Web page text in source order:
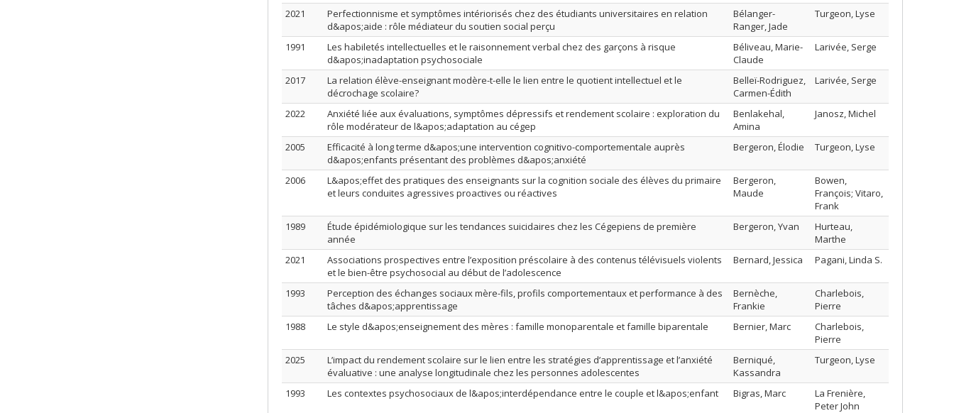
2021
Perfectionnisme et symptômes intériorisés chez des étudiants universitaires en relation
d&apos;aide : rôle médiateur du soutien social perçu
Bélanger-
Ranger, Jade
Turgeon, Lyse
1991
Les habiletés intellectuelles et le raisonnement verbal chez des garçons à risque
d&apos;inadaptation psychosociale
Béliveau, Marie-
Claude
Larivée, Serge
2017
La relation élève-enseignant modère-t-elle le lien entre le quotient intellectuel et le
décrochage scolaire?
Belleï-Rodriguez,
Carmen-Édith
Larivée, Serge
2022
Anxiété liée aux évaluations, symptômes dépressifs et rendement scolaire : exploration du
rôle modérateur de l&apos;adaptation au cégep
Benlakehal,
Amina
Janosz, Michel
2005
Efficacité à long terme d&apos;une intervention cognitivo-comportementale auprès
d&apos;enfants présentant des problèmes d&apos;anxiété
Bergeron, Élodie Turgeon, Lyse
2006
L&apos;effet des pratiques des enseignants sur la cognition sociale des élèves du primaire
et leurs conduites agressives proactives ou réactives
Bergeron,
Maude
Bowen,
François; Vitaro,
Frank
1989
Étude épidémiologique sur les tendances suicidaires chez les Cégepiens de première
année
Bergeron, Yvan
Hurteau,
Marthe
2021
Associations prospectives entre l’exposition préscolaire à des contenus télévisuels violents
et le bien-être psychosocial au début de l’adolescence
Bernard, Jessica Pagani, Linda S.
1993
Perception des échanges sociaux mère-fils, profils comportementaux et performance à des
tâches d&apos;apprentissage
Bernèche,
Frankie
Charlebois,
Pierre
1988
Le style d&apos;enseignement des mères : famille monoparentale et famille biparentale Bernier, Marc
Charlebois,
Pierre
2025
L’impact du rendement scolaire sur le lien entre les stratégies d’apprentissage et l’anxiété
évaluative : une analyse longitudinale chez les personnes adolescentes
Berniqué,
Kassandra
Turgeon, Lyse
1993 Les contextes psychosociaux de l&apos;interdépendance entre le couple et l&apos;enfant Bigras, Marc
La Frenière,
Peter John